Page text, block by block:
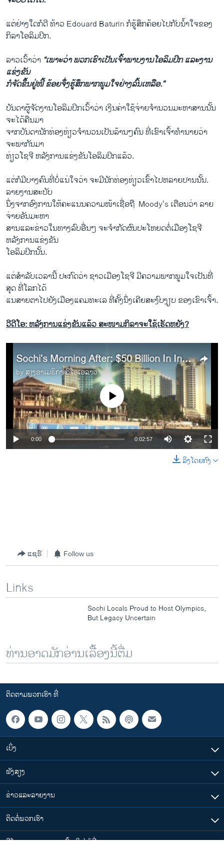
ແຕ່ຢ່າງໃດ​ກໍ​ດີ ທ້າວ Edouard Baturin ກໍ​ຮູ້ສຶກ​ຄ້ອຍ​ໄປ​ກັບ​ນໍ້າ​ໃຈ​ຂອງ
ກິລາ​ໂອລິມປິກ.
ລາວ​ເວົ້າ​ວ່າ “​ເພາະ​ວ່າ​ ພວກ​ເຮົາ​ເປັນ​ເຈົ້າພາບ​ງານໂອ​ລິ​ມປິກ ​ແລະ​ງານ​
ແຂ່ງຂັນ​
ກໍ​ຈັດ​ຂຶ້ນ​ຢູ່​ໜີ້ ຂ້ອຍ​ຈຶ່ງ​ຮູ້ສຶກ​ພາກພູມ​ໃຈ​ຢ່າງ​ລົ້ນ​ເຫລືອ.”
ບັນດາ​ຜູ້​ຈັດ​ງານ​ໂອ​ລິ​ມປິກເວົ້າ​ວ່າ ​ເງິນ​ຄ່າ​ໃຊ້​ຈ່າຍ​ຈໍານວນ​ມະຫາສານ​ນັ້ນ
ຈະ​ໄດ້​ຄືນ​ມາ
ຈາກບັນດາ​ນັກ​ທ່ອງ​ທ່ຽວ​ຈໍານວນ​ເປັນ​ລ້ານໆ​ຄົນ ທີ່ເຂົາ​ເຈົ້າ​ທໍານາຍ​ວ່າ
ຈະ​ພາກັນ​ມາ
ທ່ຽວໂຊ​ຈີ ຫລັງ​ການ​ແຂ່ງຂັນ​ໂອ​ລິ​ມປິກແລ້ວ.​ ​
ແຕ່​ກໍ​ມີ​ບາງ​ຄົນ​ທີ່​ບໍ່​ແນ່​ໃຈ​ວ່າ ຈະ​ມີ​ນັກ​ທ່ອງ​ທ່ຽວ​ເຂົ້າ​ໄປ​ຫລາຍ​ປານ​ນັ້ນ.
ລາຍ​ງານ​ສະບັບ​
ນຶ່ງຈາກ​ອົງການ​ໃຫ້​ຄະ​ແນນ​ຄວາມ​ໜ້າ​ເຊື່ອ​ຖື ​ Moody’s ເຕືອນ​ວ່າ ລາຍ​
ຈ່າຍ​ອັນມະຫາ
ສານ​ແລະ​ຂ່າວ​ໃນ​ທາງ​ລົບ​ອື່ນ​ໆ ຈະ​ຈໍາກັດຜົນ​ປະ​ໂຫຍ​ດຕໍ່​ເມືອງ​ໂຊ​ຈີ
ຫລັງ​ການແຂ່ງຂັນ​
ໂອ​ລິ​ມປິກ​ນັ້ນ.
​ແຕ່​ສໍາລັບ​ເວລາ​ນີ້ ປະກົດ​ວ່າ ຊາວເມືອງໂຊ​ຈີ​ ​ມີ​ຄວາມ​ພາກພູມ​ໃຈ​ເປັນ​ທີ່​
ສຸດ ທີ່​ໂລກ​ໄດ້​
ແນ​ສາຍຕາ​ໄປ​ຍັງ​ເມືອງ​ແຄ​ມທະ​ເລ ທີ່​ຄັ້ງ​ນຶ່ງ​ເຄີຍ​ສະ​ງົບ​ງຽບ​ ຂອງ​ເຂົາ​ເຈົ້າ.
ວີດີໂອ: ຫລັງການແຂ່ງຂັນແລ້ວ ສະໜາມກິລາຈະໃຊ້ເຮັດຫຍັງ?
Sochi’s Morning After: $50 Billion In Infrastructure
by ສຽງອາເມຣິກາ ວີໂອເອລາວ
No media source currently available
0:00 0:02:57
ລິງໂດຍກົງ
ແຊຣ໌ Follow us
Links
Sochi Locals Proud to Host Olympics,
But Legacy Uncertain
ທ່ານອາດມັກອ່ານເລື້ອງນີ້ຕື່ມ
ຕິດຕາມພວກເຮົາ ທີ່
ເບິ່ງ
ຟັງສຽງ
ຂ່າວແລະລາຍງານ
ຕິດຕໍ່ພວກເຮົາ